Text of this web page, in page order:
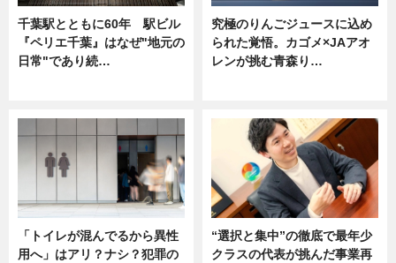
千葉駅とともに60年 駅ビル
『ペリエ千葉』はなぜ"地元の
日常"であり続…
究極のりんごジュースに込め
られた覚悟。カゴメ×JAアオ
レンが挑む青森り…
「トイレが混んでるから異性
用へ」はアリ？ナシ？犯罪の
“選択と集中”の徹底で最年少
クラスの代表が挑んだ事業再